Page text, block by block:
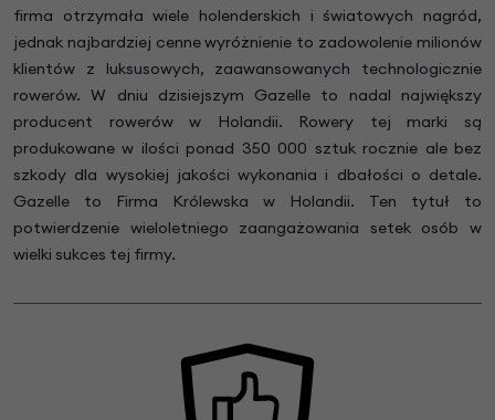
firma otrzymała wiele holenderskich i światowych nagród,
jednak najbardziej cenne wyróżnienie to zadowolenie milionów
klientów z luksusowych, zaawansowanych technologicznie
rowerów. W dniu dzisiejszym Gazelle to nadal największy
producent rowerów w Holandii. Rowery tej marki są
produkowane w ilości ponad 350 000 sztuk rocznie ale bez
szkody dla wysokiej jakości wykonania i dbałości o detale.
Gazelle to Firma Królewska w Holandii. Ten tytuł to
potwierdzenie wieloletniego zaangażowania setek osób w
wielki sukces tej firmy.